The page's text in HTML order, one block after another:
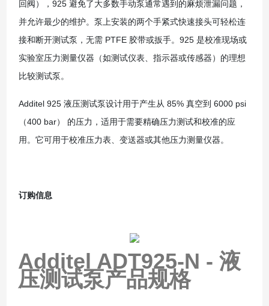
回阀），925 避免了大多数手动泵通常遇到的麻烦泄漏问题，
并允许最少的维护。泵上安装的两个手紧式快速接头可轻松连
接和断开测试泵，无需 PTFE 胶带或扳手。925 是校准现场或
实验室压力测量仪器（如测试仪表、指示器或传感器）的理想
比较测试泵。
Additel 925 液压测试泵设计用于产生从 85% 真空到 6000 psi
（400 bar） 的压力，适用于需要精确压力测试和校准的应
用。它可用于校准压力表、变送器或其他压力测量仪器。
订购信息
Additel ADT925-N - 液
压测试泵产品规格